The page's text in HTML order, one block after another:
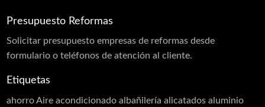
Presupuesto Reformas
Solicitar presupuestoempresas de reformas desde
formulario o teléfonos de atención al cliente.
Etiquetas
ahorro Aire acondicionado albañilería alicatados aluminio